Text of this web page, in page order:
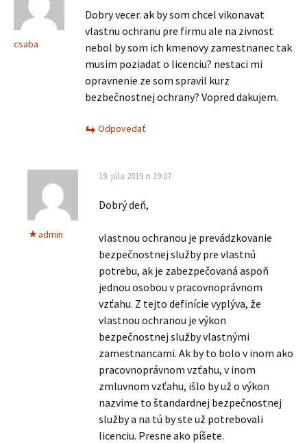
csaba
Dobry vecer. ak by som chcel vikonavat
vlastnu ochranu pre firmu ale na zivnost
nebol by som ich kmenovy zamestnanec tak
musim poziadat o licenciu? nestaci mi
opravnenie ze som spravil kurz
bezbečnostnej ochrany? Vopred dakujem.
Odpovedať
admin
19. júla 2019 o 19:07
Dobrý deň,
vlastnou ochranou je prevádzkovanie
bezpečnostnej služby pre vlastnú
potrebu, ak je zabezpečovaná aspoň
jednou osobou v pracovnoprávnom
vzťahu. Z tejto definície vyplýva, že
vlastnou ochranou je výkon
bezpečnostnej služby vlastnými
zamestnancami. Ak by to bolo v inom ako
pracovnoprávnom vzťahu, v inom
zmluvnom vzťahu, išlo by už o výkon
nazvime to štandardnej bezpečnostnej
služby a na tú by ste už potrebovali
licenciu. Presne ako píšete.